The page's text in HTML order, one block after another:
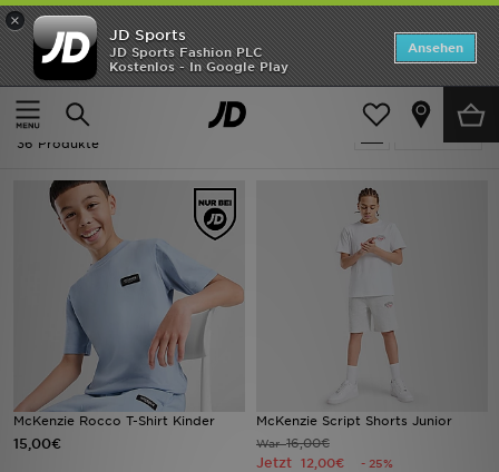
×
JD Sports
JD Sports Fashion PLC
Kostenlos - In Google Play
Ansehen
Startseite
2 For 25
verfeinern
2 For 25
36 Produkte
McKenzie Rocco T-Shirt Kinder
15,00€
McKenzie Script Shorts Junior
War16,00€
Jetzt 12,00€ - 25%
Startseite
ANGEBOTE
Marken
Neuheiten
Herren
Damen
Bestsellers
JD Exklusives